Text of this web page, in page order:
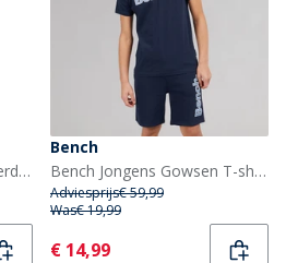
Bench Jongens Axel Gevoerd Parka Khaki
Bench
Bench Jongens Gowsen T-shirt en shorts set Navy
Adviesprijs€ 59,99
Was€ 19,99
Current
€ 14,99